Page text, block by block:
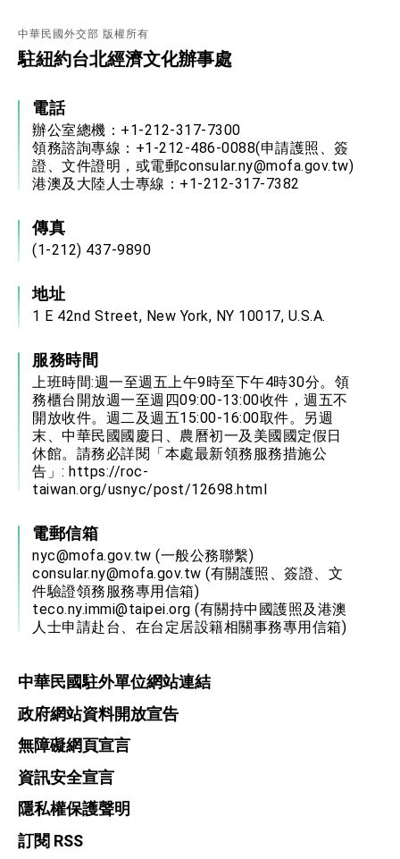
中華民國外交部 版權所有
駐紐約台北經濟文化辦事處
電話
辦公室總機：+1-212-317-7300
領務諮詢專線：+1-212-486-0088(申請護照、簽
證、文件證明，或電郵consular.ny@mofa.gov.tw)
港澳及大陸人士專線：+1-212-317-7382
傳真
(1-212) 437-9890
地址
1 E 42nd Street, New York, NY 10017, U.S.A.
服務時間
上班時間:週一至週五上午9時至下午4時30分。領
務櫃台開放週一至週四09:00-13:00收件，週五不
開放收件。週二及週五15:00-16:00取件。另週
末、中華民國國慶日、農曆初一及美國國定假日
休館。請務必詳閱「本處最新領務服務措施公
告」: https://roc-
taiwan.org/usnyc/post/12698.html
電郵信箱
nyc@mofa.gov.tw (一般公務聯繫)
consular.ny@mofa.gov.tw (有關護照、簽證、文
件驗證領務服務專用信箱)
teco.ny.immi@taipei.org (有關持中國護照及港澳
人士申請赴台、在台定居設籍相關事務專用信箱)
中華民國駐外單位網站連結
政府網站資料開放宣告
無障礙網頁宣言
資訊安全宣言
隱私權保護聲明
訂閱 RSS